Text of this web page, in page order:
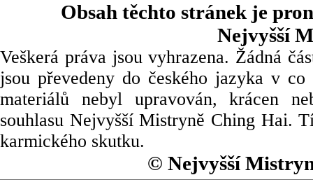
Obsah těchto stránek je
Nejvyšší
Veškerá práva jsou vyhrazena. Žádná
jsou převedeny do českého jazyka v
materiálů nebyl upravován, krácen
souhlasu Nejvyšší Mistryně Ching Hai.
karmického skutku.
© Nejvyšší